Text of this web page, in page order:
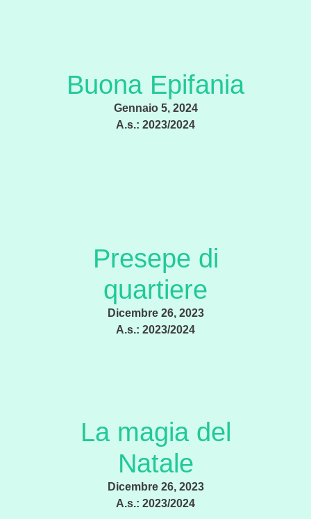
Buona Epifania
Gennaio 5, 2024
A.s.: 2023/2024
Presepe di
quartiere
Dicembre 26, 2023
A.s.: 2023/2024
La magia del
Natale
Dicembre 26, 2023
A.s.: 2023/2024